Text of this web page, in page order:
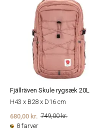
Fjällräven Skule rygsæk 20L
H43 x B28 x D16 cm
749,00 kr.
680,00 kr.
8 farver